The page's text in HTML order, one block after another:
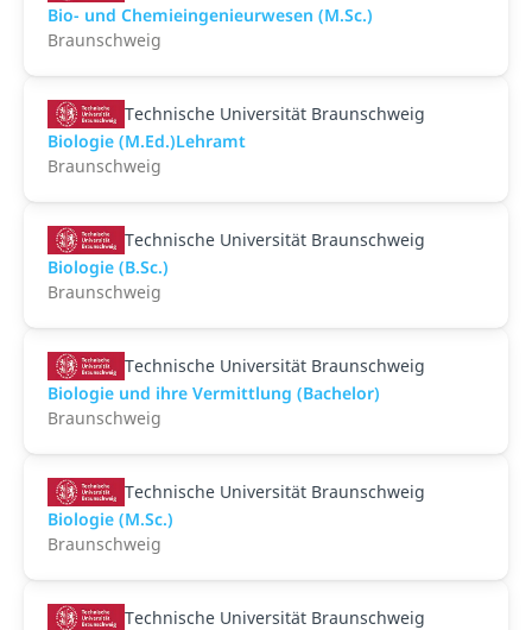
Bio- und Chemieingenieurwesen (M.Sc.)
Braunschweig
Technische Universität Braunschweig
Biologie (M.Ed.)Lehramt
Braunschweig
Technische Universität Braunschweig
Biologie (B.Sc.)
Braunschweig
Technische Universität Braunschweig
Biologie und ihre Vermittlung (Bachelor)
Braunschweig
Technische Universität Braunschweig
Biologie (M.Sc.)
Braunschweig
Technische Universität Braunschweig